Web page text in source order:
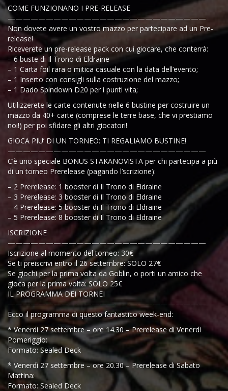
COME FUNZIONANO I PRE-RELEASE
——————————————————————————
Non dovete avere un vostro mazzo per partecipare ad un Pre-
release!
Riceverete un pre-release pack con cui giocare, che conterrà:
– 6 buste di Il Trono di Eldraine
– 1 Carta foil rara o mitica casuale con la data dell’evento;
– 1 Inserto con consigli sulla costruzione del mazzo;
– 1 Dado Spindown D20 per i punti vita;
Utilizzerete le carte contenute nelle 6 bustine per costruire un
mazzo da 40+ carte (comprese le terre base, che vi prestiamo
noi!) per poi sfidare gli altri giocatori!
GIOCA PIU’ DI UN TORNEO: TI REGALIAMO BUSTINE!
——————————————————————————
C’è uno speciale BONUS STAKANOVISTA per chi partecipa a più
di un torneo Prerelease (pagando l’scrizione):
– 2 Prerelease: 1 booster di Il Trono di Eldraine
– 3 Prerelease: 3 booster di Il Trono di Eldraine
– 4 Prerelease: 5 booster di Il Trono di Eldraine
– 5 Prerelease: 8 booster di Il Trono di Eldraine
ISCRIZIONE
——————————————————————————
Iscrizione al momento del torneo: 30€
Se ti preiscrivi entro il 26 settembre: SOLO 27€
Se giochi per la prima volta da Goblin, o porti un amico che
gioca per la prima volta: SOLO 25€
IL PROGRAMMA DEI TORNEI
——————————————————————————
Ecco il programma di questo fantastico week-end:
* Venerdì 27 settembre – ore 14.30 – Prerelease di Venerdì
Pomeriggio:
Formato: Sealed Deck
* Venerdì 27 settembre – ore 20.30 – Prerelease di Sabato
Mattina:
Formato: Sealed Deck